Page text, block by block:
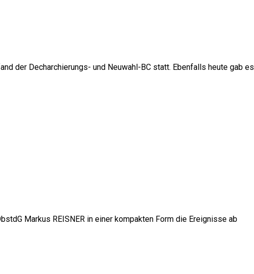
der Decharchierungs- und Neuwahl-BC statt. Ebenfalls heute gab es
Markus REISNER in einer kompakten Form die Ereignisse ab